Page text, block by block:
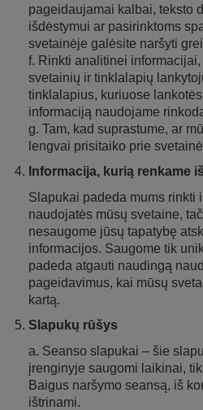
pageidaujamai kalbai, teksto
išdėstymui ar pasirinktoms
svetainėje galėsite naršyti
f. Rinkti analitinei
svetainių ir tinklalapių
tinklalapius, kuriuose
informaciją naudojame
g. Tam, kad suprastume, ar
lengvai prisitaiko prie
Informacija, kurią renkame
Slapukai padeda mums rinkti
naudojatės mūsų svetaine,
nesaugome jūsų tapatybę
informacijos. Saugome tik
padeda atgauti naudingą
pageidavimus, kai mūsų
kartą.
Slapukų rūšys
a. Seanso slapukai – šie
įrenginyje saugomi laikinai,
Baigus naršymo seansą, iš
ištrinami.